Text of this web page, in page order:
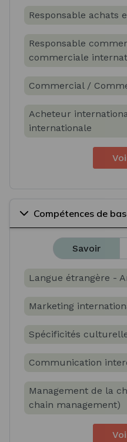
Responsable achats
Responsable
commerciale
Commercial /
Acheteur
internationale
Compétences de
Savoir
Langue étrangère -
Marketing
Spécificités
Communication
Management de la
chain management)